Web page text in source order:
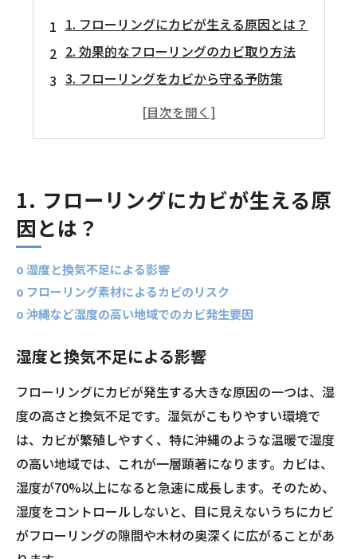
1. フローリングにカビが生える原因とは？
2. 効果的なフローリングのカビ取り方法
3. フローリングをカビから守る予防策
1. フローリングにカビが生える原
因とは？
o 湿度と換気不足による影響
o フローリング素材によるカビのリスク
o 沖縄など湿度の高い地域でのカビ発生要因
湿度と換気不足による影響
フローリングにカビが発生する大きな原因の一つは、湿
度の高さと換気不足です。湿気がこもりやすい環境で
は、カビが繁殖しやすく、特に沖縄のような温暖で湿度
の高い地域では、これが一層顕著になります。カビは、
湿度が70%以上になると急速に成長します。そのため、
湿度をコントロールしないと、目に見えないうちにカビ
がフローリングの隙間や木材の奥深くに広がることがあ